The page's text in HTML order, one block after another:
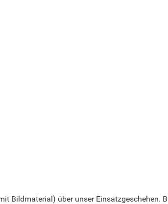
Bildmaterial) über unser Einsatzgeschehen.